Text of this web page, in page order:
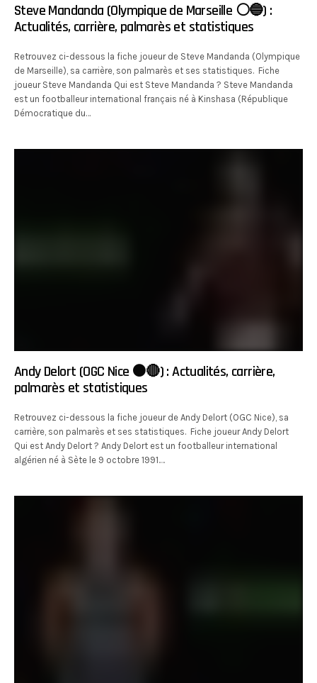
Steve Mandanda (Olympique de Marseille ⚪️🔵) :
Actualités, carrière, palmarès et statistiques
Retrouvez ci-dessous la fiche joueur de Steve Mandanda (Olympique
de Marseille), sa carrière, son palmarès et ses statistiques. Fiche
joueur Steve Mandanda Qui est Steve Mandanda ? Steve Mandanda
est un footballeur international français né à Kinshasa (République
Démocratique du…
Andy Delort (OGC Nice ⚫️🔴) : Actualités, carrière,
palmarès et statistiques
Retrouvez ci-dessous la fiche joueur de Andy Delort (OGC Nice), sa
carrière, son palmarès et ses statistiques. Fiche joueur Andy Delort
Qui est Andy Delort ? Andy Delort est un footballeur international
algérien né à Sète le 9 octobre 1991.…